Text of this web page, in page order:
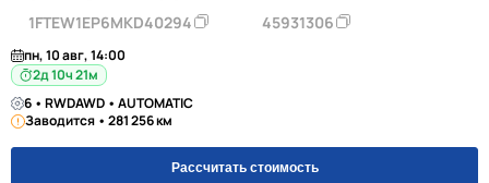
1FTEW1EP6MKD40294 45931306
пн, 10 авг, 14:00
2д 10ч 21м
6 • RWDAWD • AUTOMATIC
Заводится • 281 256 км
Рассчитать стоимость